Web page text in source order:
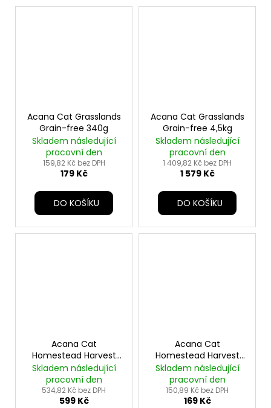
Acana Cat Grasslands
Grain-free 340g
Skladem následující
pracovní den
159,82 Kč bez DPH
179 Kč
DO KOŠÍKU
Acana Cat Grasslands
Grain-free 4,5kg
Skladem následující
pracovní den
1 409,82 Kč bez DPH
1 579 Kč
DO KOŠÍKU
Acana Cat
Homestead Harvest
1,8kg
Skladem následující
pracovní den
534,82 Kč bez DPH
599 Kč
Acana Cat
Homestead Harvest
340g
Skladem následující
pracovní den
150,89 Kč bez DPH
169 Kč